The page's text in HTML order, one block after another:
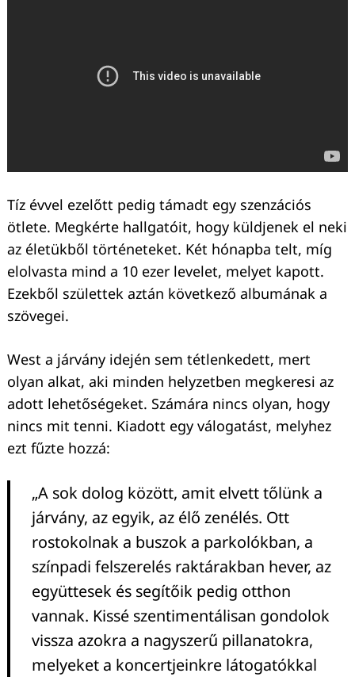
Tíz évvel ezelőtt pedig támadt egy szenzációs
ötlete. Megkérte hallgatóit, hogy küldjenek el neki
az életükből történeteket. Két hónapba telt, míg
elolvasta mind a 10 ezer levelet, melyet kapott.
Ezekből születtek aztán következő albumának a
szövegei.
West a járvány idején sem tétlenkedett, mert
olyan alkat, aki minden helyzetben megkeresi az
adott lehetőségeket. Számára nincs olyan, hogy
nincs mit tenni. Kiadott egy válogatást, melyhez
ezt fűzte hozzá:
„A sok dolog között, amit elvett tőlünk a
járvány, az egyik, az élő zenélés. Ott
rostokolnak a buszok a parkolókban, a
színpadi felszerelés raktárakban hever, az
együttesek és segítőik pedig otthon
vannak. Kissé szentimentálisan gondolok
vissza azokra a nagyszerű pillanatokra,
melyeket a koncertjeinkre látogatókkal
Keresés: